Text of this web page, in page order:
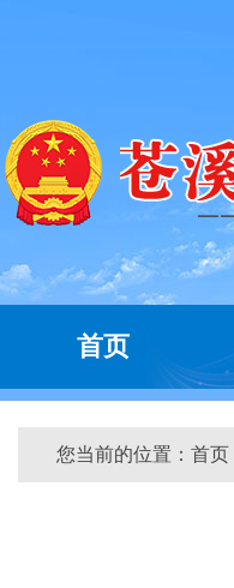
首页
您当前的位置： 首页